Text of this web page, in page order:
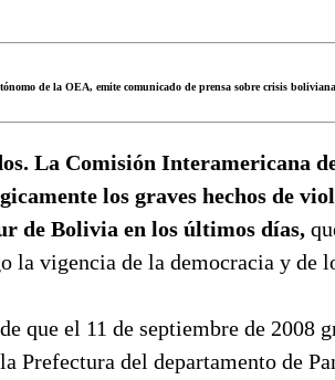
de la OEA, emite comunicado de prensa sobre crisis
La Comisión Interamericana
los graves hechos de
de Bolivia en los últimos días,
la vigencia de la democracia y de
que el 11 de septiembre de 2008
Prefectura del departamento de